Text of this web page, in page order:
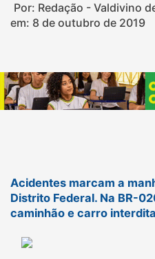
Por: Redação - Valdivino
em: 8 de outubro de 2019
Acidentes marcam a
Distrito Federal. Na BR-
caminhão e carro